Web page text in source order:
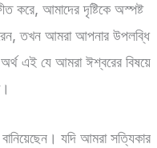
করে, আমাদের দৃষ্টিকে অস্পষ্ট
তখন আমরা আপনার উপলব্ধি
এই যে আমরা ঈশ্বরের বিষয়ে
যদি আমরা সত্যিকার